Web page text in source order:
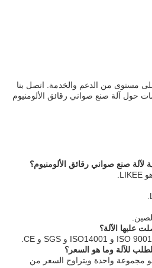
مستوى من الدعم والخدمة. اتصل بنا
حول آلة صنع صواني رقائق الألومنيوم
مجموعة واحدة ويتراوح السعر من